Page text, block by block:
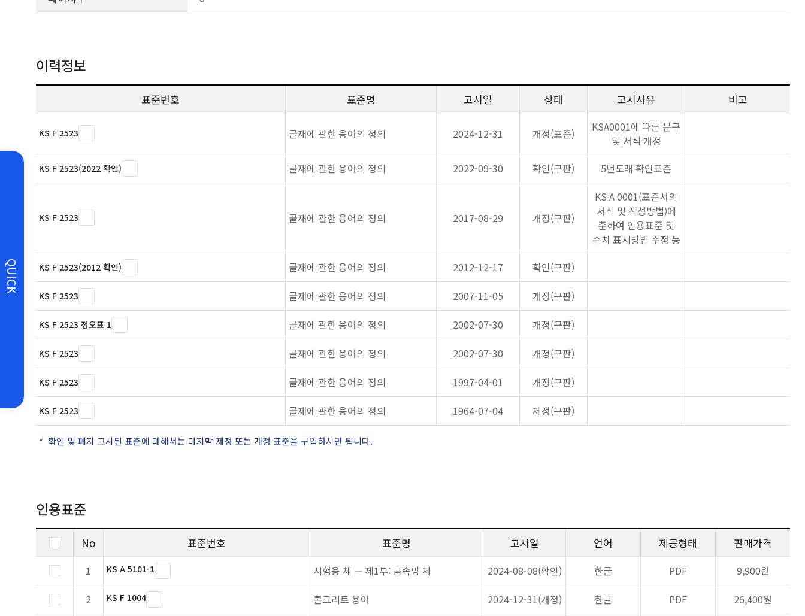
QUICK
이력정보
표준번호 표준명 고시일 상태 고시사유 비고
KS F 2523 골재에 관한 용어의 정의 2024-12-31 개정(표준)
KSA0001에 따른 문구
및 서식 개정
KS F 2523(2022 확인) 골재에 관한 용어의 정의 2022-09-30 확인(구판) 5년도래 확인표준
KS F 2523 골재에 관한 용어의 정의 2017-08-29 개정(구판)
KS A 0001(표준서의
서식 및 작성방법)에
준하여 인용표준 및
수치 표시방법 수정 등
KS F 2523(2012 확인) 골재에 관한 용어의 정의 2012-12-17 확인(구판)
KS F 2523 골재에 관한 용어의 정의 2007-11-05 개정(구판)
KS F 2523 정오표 1 골재에 관한 용어의 정의 2002-07-30 개정(구판)
KS F 2523 골재에 관한 용어의 정의 2002-07-30 개정(구판)
KS F 2523 골재에 관한 용어의 정의 1997-04-01 개정(구판)
KS F 2523 골재에 관한 용어의 정의 1964-07-04 제정(구판)
확인 및 폐지 고시된 표준에 대해서는 마지막 제정 또는 개정 표준을 구입하시면 됩니다.
인용표준
No 표준번호 표준명 고시일 언어 제공형태 판매가격
1 KS A 5101-1 시험용 체 — 제1부: 금속망 체 2024-08-08(확인) 한글 PDF
9,900원
2
KS F 1004 콘크리트 용어 2024-12-31(개정) 한글 PDF
26,400원